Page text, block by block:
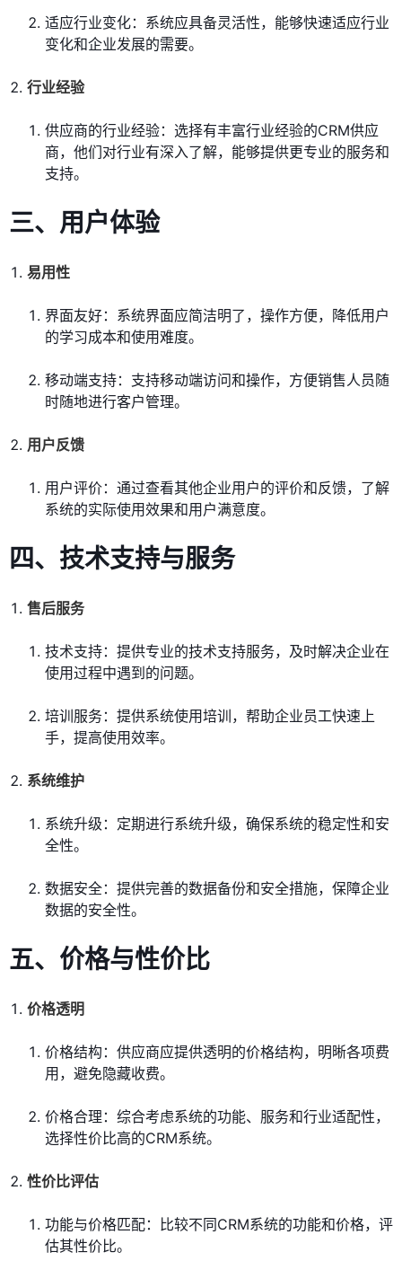
适应行业变化：系统应具备灵活性，能够快速适应行业
变化和企业发展的需要。
行业经验
供应商的行业经验：选择有丰富行业经验的CRM供应
商，他们对行业有深入了解，能够提供更专业的服务和
支持。
三、用户体验
易用性
界面友好：系统界面应简洁明了，操作方便，降低用户
的学习成本和使用难度。
移动端支持：支持移动端访问和操作，方便销售人员随
时随地进行客户管理。
用户反馈
用户评价：通过查看其他企业用户的评价和反馈，了解
系统的实际使用效果和用户满意度。
四、技术支持与服务
售后服务
技术支持：提供专业的技术支持服务，及时解决企业在
使用过程中遇到的问题。
培训服务：提供系统使用培训，帮助企业员工快速上
手，提高使用效率。
系统维护
系统升级：定期进行系统升级，确保系统的稳定性和安
全性。
数据安全：提供完善的数据备份和安全措施，保障企业
数据的安全性。
五、价格与性价比
价格透明
价格结构：供应商应提供透明的价格结构，明晰各项费
用，避免隐藏收费。
价格合理：综合考虑系统的功能、服务和行业适配性，
选择性价比高的CRM系统。
性价比评估
功能与价格匹配：比较不同CRM系统的功能和价格，评
估其性价比。